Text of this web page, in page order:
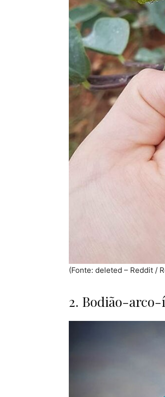
(Fonte: deleted – Reddit /
2. Bodião-